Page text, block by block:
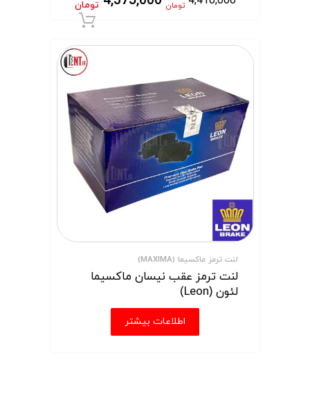
تومان
تومان
لنت ترمز ماکسیما (MAXIMA)
لنت ترمز عقب نیسان ماکسیما
لئون (Leon)
اطلاعات بیشتر